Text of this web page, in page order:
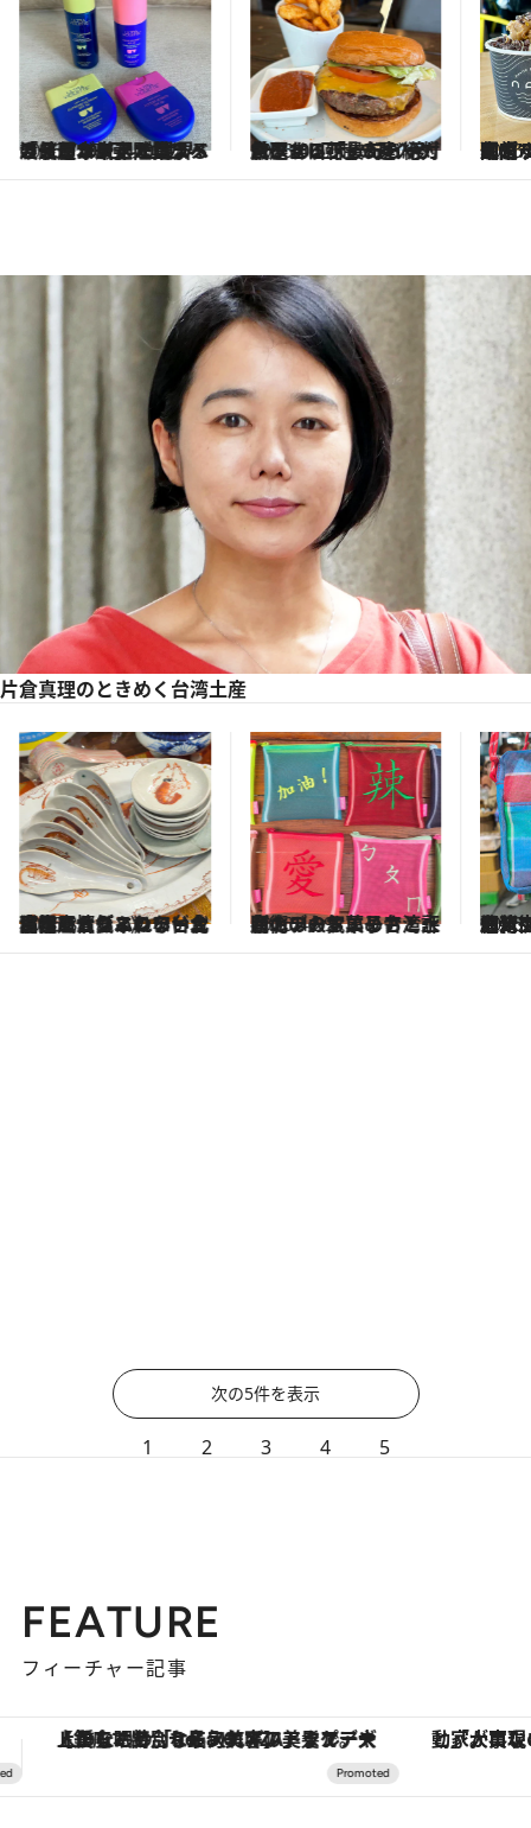
2026.7.17
渡航歴100回以上のハワイ通が厳選！ 世界の最旬コスメが集まる「セフォラ」で買うべき《日本未上陸コスメ＆スキンケア10選》 2026.4.17
ハワイに行ったら絶対食べたい！ ハワイ渡航歴100回超の達人が厳選する「最旬バーガーショップ」3選 週末ハワイで心と体をリセット！ “渡航100回超”のハワ
片倉真理のときめく台湾土産
2026.8.5
下町風情あふれる台北屈指の人気エリア・大稲埕でセンスのいい台湾土産《ヴィンテージ食器、おしゃれなビニールバッグ…》 2026.4.29
断トツのおいしさと評判のデーツ菓子も！ 台北の人気エリア・永康街のおすすめ台湾土産 台湾土産の定番「漁師網バッグ」が進化！ 迪化街の人気店で探す最新アイテム〈ポーチやスマホショルダーも〉
次の5件を表示
1 2 3 4 5
FEATURE
フィーチャー記事
「大事なのは地域の意識を変えること」。ロレックス賞受賞の自然保護活動家が実現させたナイジェリアの自然環境の復活 【夏限定ディナーコース】旬を